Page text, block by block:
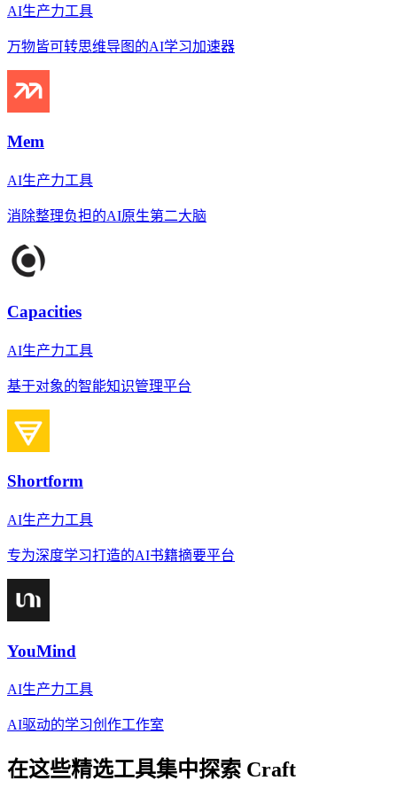
AI生产力工具
万物皆可转思维导图的AI学习加速器
Mem
AI生产力工具
消除整理负担的AI原生第二大脑
Capacities
AI生产力工具
基于对象的智能知识管理平台
Shortform
AI生产力工具
专为深度学习打造的AI书籍摘要平台
YouMind
AI生产力工具
AI驱动的学习创作工作室
在这些精选工具集中探索 Craft